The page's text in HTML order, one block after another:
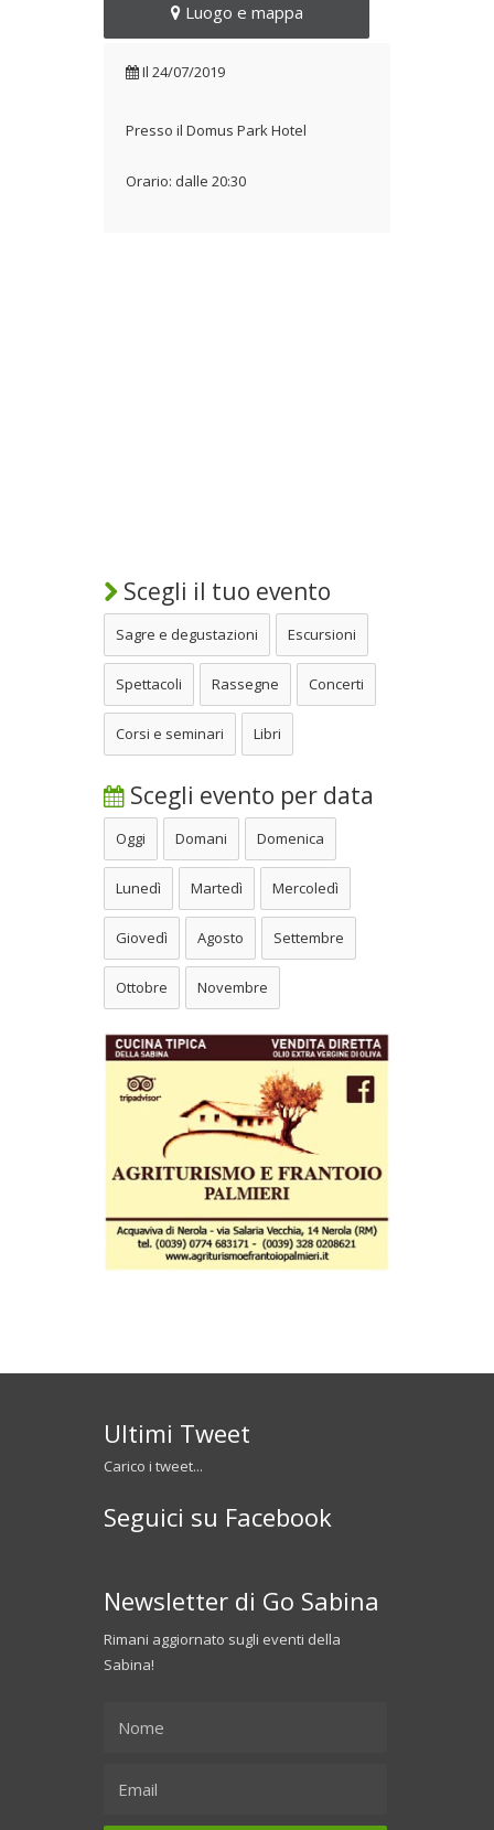
Luogo e mappa
Il 24/07/2019
Presso il Domus Park Hotel
Orario: dalle 20:30
Scegli il tuo evento
Sagre e degustazioni Escursioni
Spettacoli Rassegne Concerti
Corsi e seminari Libri
Scegli evento per data
Oggi Domani Domenica
Lunedì Martedì Mercoledì
Giovedì Agosto Settembre
Ottobre Novembre
Ultimi Tweet
Carico i tweet...
Seguici su Facebook
Newsletter di Go Sabina
Rimani aggiornato sugli eventi della
Sabina!